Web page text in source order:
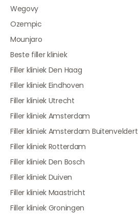
Wegovy
Ozempic
Mounjaro
Beste filler kliniek
Filler kliniek Den Haag
Filler kliniek Eindhoven
Filler kliniek Utrecht
Filler kliniek Amsterdam
Filler kliniek Amsterdam Buitenveldert
Filler kliniek Rotterdam
Filler kliniek Den Bosch
Filler kliniek Duiven
Filler kliniek Maastricht
Filler kliniek Groningen